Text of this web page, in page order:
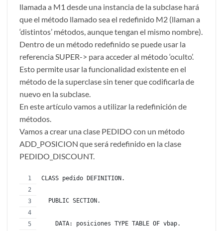
llamada a M1 desde una instancia de la subclase hará
que el método llamado sea el redefinido M2 (llaman a
‘distintos’ métodos, aunque tengan el mismo nombre).
Dentro de un método redefinido se puede usar la
referencia SUPER-> para acceder al método ‘oculto’.
Esto permite usar la funcionalidad existente en el
método de la superclase sin tener que codificarla de
nuevo en la subclase.
En este artículo vamos a utilizar la redefinición de
métodos.
Vamos a crear una clase PEDIDO con un método
ADD_POSICION que será redefinido en la clase
PEDIDO_DISCOUNT.
CLASS pedido DEFINITION.
  PUBLIC SECTION.
    DATA: posiciones TYPE TABLE OF vbap.